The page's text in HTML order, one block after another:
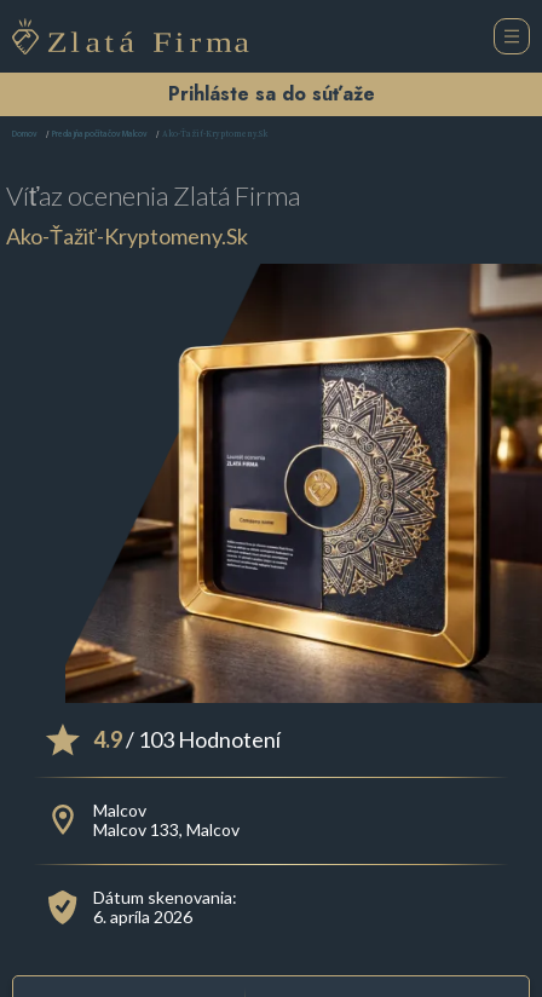
Prihláste sa do súťaže
Domov Predajňa počítačov Malcov Ako-Ťažiť-Kryptomeny.Sk
Víťaz ocenenia Zlatá Firma
Ako-Ťažiť-Kryptomeny.Sk
4.9/ 103 Hodnotení
Malcov
Malcov 133, Malcov
Dátum skenovania:
6. apríla 2026